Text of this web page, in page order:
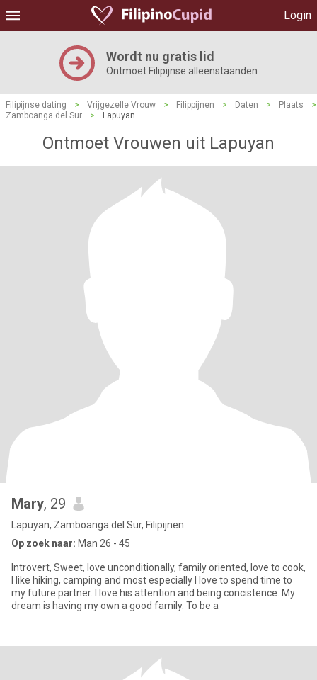
Login
Wordt nu gratis lid
Ontmoet Filipijnse alleenstaanden
Filipijnse dating > Vrijgezelle Vrouw > Filippijnen > Daten > Plaats
>
Zamboanga del Sur
> Lapuyan
Ontmoet Vrouwen uit Lapuyan
Mary, 29
Lapuyan, Zamboanga del Sur, Filipijnen
Op zoek naar: Man 26 - 45
Introvert, Sweet, love unconditionally, family oriented, love to cook,
I like hiking, camping and most especially I love to spend time to
my future partner. I love his attention and being concistence. My
dream is having my own a good family. To be a